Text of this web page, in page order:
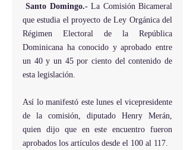
Santo Domingo.- La Comisión Bicameral
que estudia el proyecto de Ley Orgánica del
Régimen Electoral de la República
Dominicana ha conocido y aprobado entre
un 40 y un 45 por ciento del contenido de
esta legislación.
Así lo manifestó este lunes el vicepresidente
de la comisión, diputado Henry Merán,
quien dijo que en este encuentro fueron
aprobados los artículos desde el 100 al 117.